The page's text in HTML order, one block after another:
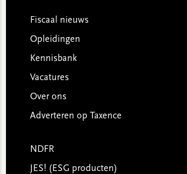
Footer
Fiscaal nieuws
Opleidingen
Kennisbank
Vacatures
Over ons
Adverteren op Taxence
NDFR
JES! (ESG producten)